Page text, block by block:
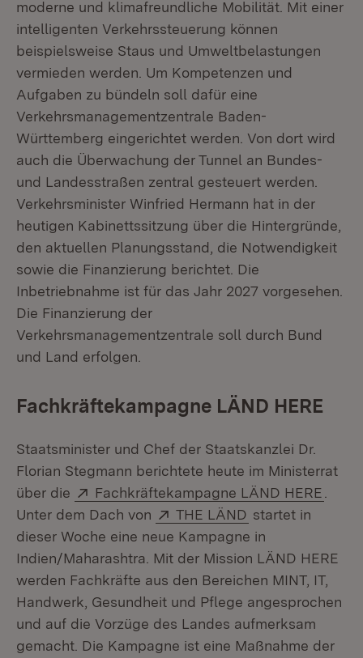
moderne und klimafreundliche Mobilität. Mit einer
intelligenten Verkehrssteuerung können
beispielsweise Staus und Umweltbelastungen
vermieden werden. Um Kompetenzen und
Aufgaben zu bündeln soll dafür eine
Verkehrsmanagementzentrale Baden-
Württemberg eingerichtet werden. Von dort wird
auch die Überwachung der Tunnel an Bundes-
und Landesstraßen zentral gesteuert werden.
Verkehrsminister Winfried Hermann hat in der
heutigen Kabinettssitzung über die Hintergründe,
den aktuellen Planungsstand, die Notwendigkeit
sowie die Finanzierung berichtet. Die
Inbetriebnahme ist für das Jahr 2027 vorgesehen.
Die Finanzierung der
Verkehrsmanagementzentrale soll durch Bund
und Land erfolgen.
Fachkräftekampagne LÄND HERE
Staatsminister und Chef der Staatskanzlei Dr.
Florian Stegmann berichtete heute im Ministerrat
über die
Extern:
Fachkräftekampagne LÄND HERE
Unter dem Dach von
Extern:
THE LÄND (Öffnet in
startet in
dieser Woche eine neue Kampagne in
Indien/Maharashtra. Mit der Mission LÄND HERE
werden Fachkräfte aus den Bereichen MINT, IT,
Handwerk, Gesundheit und Pflege angesprochen
und auf die Vorzüge des Landes aufmerksam
gemacht. Die Kampagne ist eine Maßnahme der